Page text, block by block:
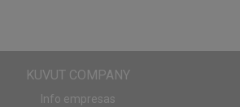
KUVUT COMPANY
Info empresas